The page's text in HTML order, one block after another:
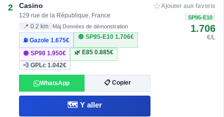
2 Casino
129 rue de la République, France
📍 0.2 km Màj Données de démonstration
⛽ Gazole1.675€
🔴 SP95-E10 1.706€
🟣 SP981.950€ 🌿 E85 0.885€
💨 GPLc1.042€
WhatsApp 📋 Copier
🗺️ Y aller
☆Ajouter aux favoris
SP95-E10
1.706
€/L